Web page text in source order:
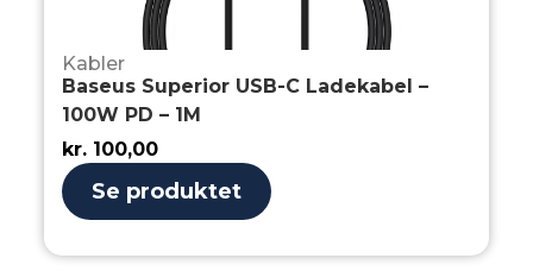
Kabler
Baseus Superior USB-C Ladekabel –
100W PD – 1M
kr. 100,00
Se produktet